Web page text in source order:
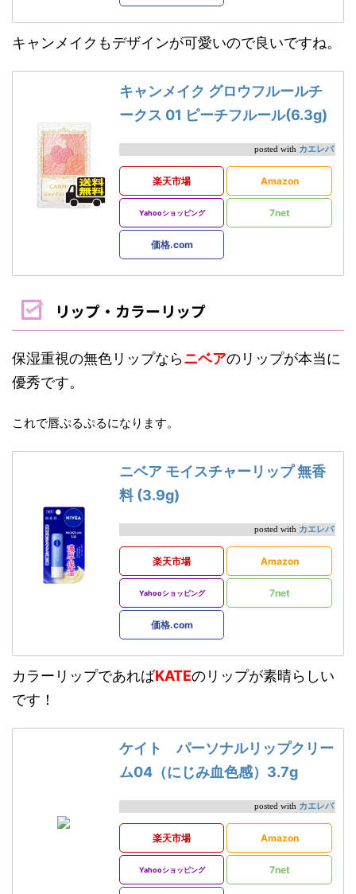
キャンメイクもデザインが可愛いので良いですね。
キャンメイク グロウフルールチ
ークス 01 ピーチフルール(6.3g)
posted with カエレバ
楽天市場 Amazon
Yahooショッピング 7net
価格.com
リップ・カラーリップ
保湿重視の無色リップならニベアのリップが本当に
優秀です。
これで唇ぷるぷるになります。
ニベア モイスチャーリップ 無香
料 (3.9g)
posted with カエレバ
楽天市場 Amazon
Yahooショッピング 7net
価格.com
カラーリップであればKATEのリップが素晴らしい
です！
ケイト パーソナルリップクリー
ム04（にじみ血色感）3.7g
posted with カエレバ
楽天市場 Amazon
Yahooショッピング 7net